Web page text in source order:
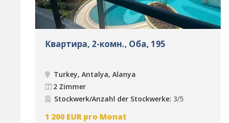
Квартира, 2-комн., Оба, 195
Turkey, Antalya, Alanya
2 Zimmer
Stockwerk/Anzahl der Stockwerke: 3/5
1 200 EURpro Monat